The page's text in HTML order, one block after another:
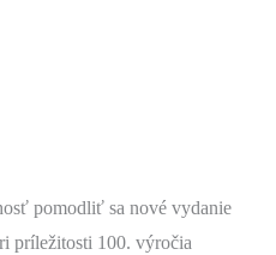
pomodliť sa nové vydanie
príležitosti 100. výročia